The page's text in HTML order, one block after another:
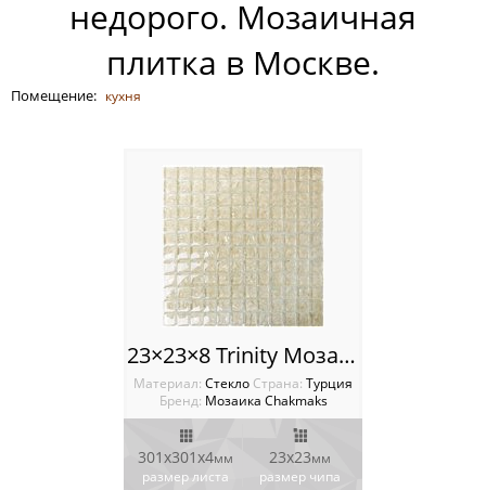
недорого. Мозаичная
плитка в Москве.
Помещение: кухня
23×23×8 Trinity Мозаика Chakmaks
Материал: Стекло Cтрана: Турция
Бренд: Мозаика Chakmaks
301х301х4мм
размер листа
23х23мм
размер чипа